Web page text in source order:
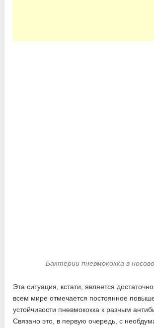
Бактерии пневмококка в
Эта ситуация, кстати, является
всем мире отмечается постоянное
устойчивости пневмококка к разным
Связано это, в первую очередь, с